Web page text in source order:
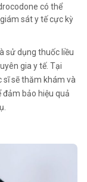
có thể
sát y tế cực kỳ
sử dụng thuốc liều
gia y tế. Tại
sĩ sẽ thăm khám và
bảo hiệu quả